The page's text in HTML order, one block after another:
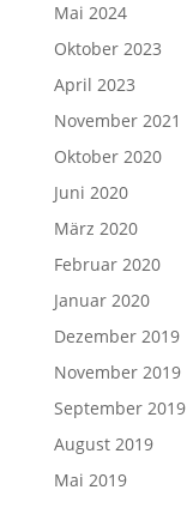
Mai 2024
Oktober 2023
April 2023
November 2021
Oktober 2020
Juni 2020
März 2020
Februar 2020
Januar 2020
Dezember 2019
November 2019
September 2019
August 2019
Mai 2019